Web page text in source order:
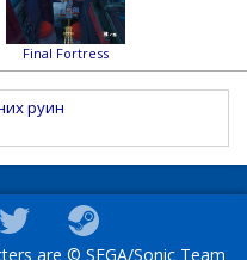
Final Fortress
руин
are © SEGA/Sonic Team